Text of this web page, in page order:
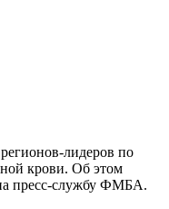
лидеров по
крови. Об этом
пресс-службу ФМБА.